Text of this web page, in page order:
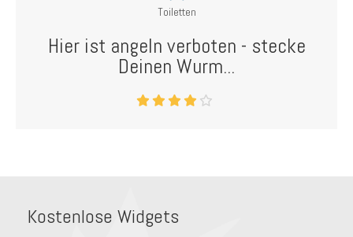
Toiletten
Hier ist angeln verboten - stecke
Deinen Wurm...
Kostenlose Widgets